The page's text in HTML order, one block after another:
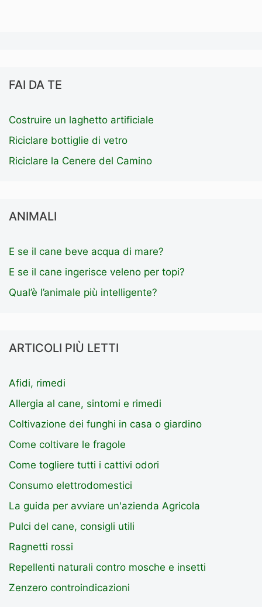
FAI DA TE
Costruire un laghetto artificiale
Riciclare bottiglie di vetro
Riciclare la Cenere del Camino
ANIMALI
E se il cane beve acqua di mare?
E se il cane ingerisce veleno per topi?
Qual’è l’animale più intelligente?
ARTICOLI PIÙ LETTI
Afidi, rimedi
Allergia al cane, sintomi e rimedi
Coltivazione dei funghi in casa o giardino
Come coltivare le fragole
Come togliere tutti i cattivi odori
Consumo elettrodomestici
La guida per avviare un'azienda Agricola
Pulci del cane, consigli utili
Ragnetti rossi
Repellenti naturali contro mosche e insetti
Zenzero controindicazioni